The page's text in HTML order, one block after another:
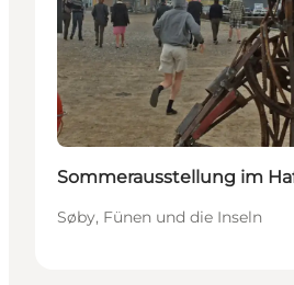
Sommerausstellung im
Søby, Fünen und die Inseln